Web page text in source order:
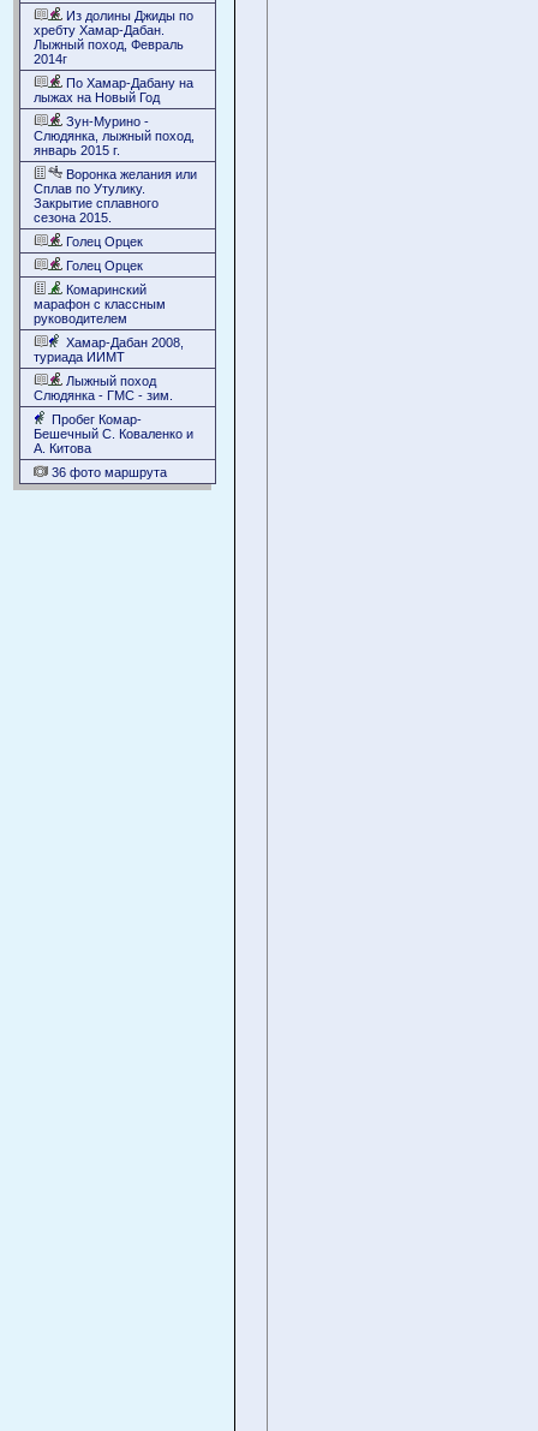
Из долины Джиды по
хребту Хамар-Дабан.
Лыжный поход, Февраль
2014г
По Хамар-Дабану на
лыжах на Новый Год
Зун-Мурино -
Слюдянка, лыжный поход,
январь 2015 г.
Воронка желания или
Сплав по Утулику.
Закрытие сплавного
сезона 2015.
Голец Орцек
Голец Орцек
Комаринский
марафон с классным
руководителем
Хамар-Дабан 2008,
туриада ИИМТ
Лыжный поход
Слюдянка - ГМС - зим.
Пробег Комар-
Бешечный С. Коваленко и
А. Китова
36 фото маршрута